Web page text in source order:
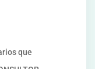
que